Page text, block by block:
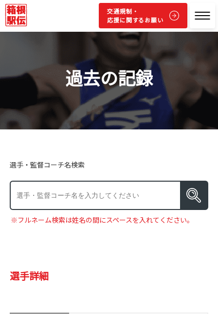
交通規制・
応援に関するお願い
過去の記録
選手・監督コーチ名検索
※フルネーム検索は姓名の間にスペースを入れてください。
選手詳細